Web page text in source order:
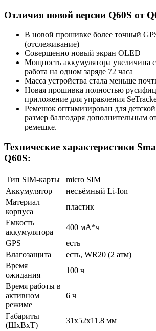
Отличия новой версии Q60S от
В новой прошивке более точный
(отслеживание)
Совершенно новый экран OLED
Мощность аккумулятора увеличина
работа на одном заряде 72 часа
Масса устройства стала меньше
Новая прошивка полностью
приложение для управления
Ремешок оптимизирован для
размер балгодаря дополнительным
ремешке.
Технические характеристики
Q60S:
Тип SIM-карты
micro SIM
Аккумулятор
несъёмный Li-Ion
Материал
корпуса
пластик
Емкость
аккумулятора
400 мА*ч
GPS
есть
Влагозащита
есть, WR20 (2 атм)
Время
ожидания
100 ч
Время работы в
активном
режиме
6 ч
Габариты
(ШхВхТ)
31x52x11.8 мм